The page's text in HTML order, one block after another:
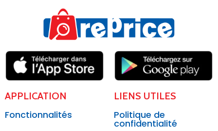
APPLICATION
Fonctionnalités
LIENS UTILES
Politique de
confidentialité